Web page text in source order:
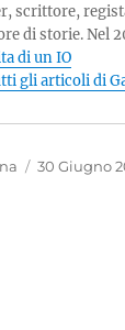
scrittore,
di storie. Nel
di un IO
gli articoli di
Pubblicato
30 Giugno